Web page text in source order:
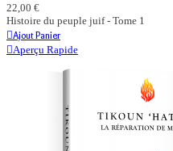
22,00 €
Histoire du peuple juif - Tome 1
Ajout Panier
Aperçu Rapide